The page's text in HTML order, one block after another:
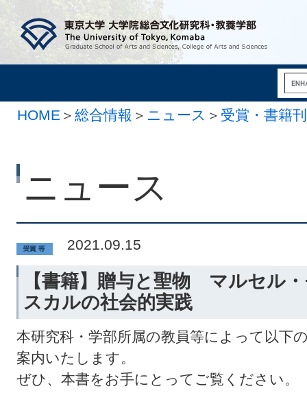
HOME ＞ 総合情報 ＞ ニュース ＞ 受賞・書籍
ニュース
2021.09.15
【書籍】贈与と聖物 マルセル
スカルの社会的実践
本研究科・学部所属の教員等によって以下
案内いたします。
ぜひ、本書をお手にとってご覧ください。